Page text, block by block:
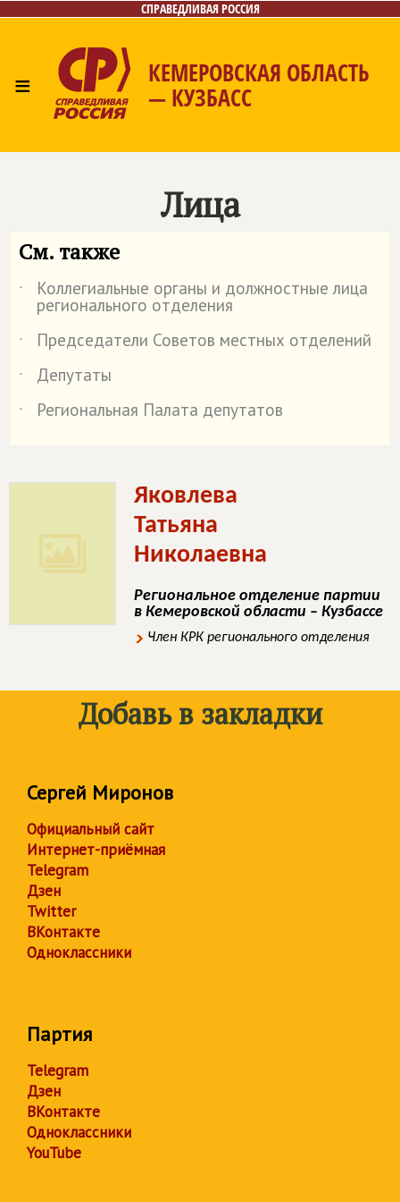
СПРАВЕДЛИВАЯ РОССИЯ
≡ КЕМЕРОВСКАЯ ОБЛАСТЬ
— КУЗБАСС
Фото/ВидеоЛица
См. также
˙ Коллегиальные органы и должностные лица
регионального отделения
˙
Председатели Советов местных отделений
˙
Депутаты
˙
Региональная Палата депутатов
Яковлева
Татьяна
Николаевна
Региональное отделение партии
в Кемеровской области – Кузбассе
Член КРК регионального отделения
Добавь в закладки
Сергей Миронов
Официальный сайт
Интернет-приёмная
Telegram
Дзен
Twitter
ВКонтакте
Одноклассники
Партия
Telegram
Дзен
ВКонтакте
Одноклассники
YouTube